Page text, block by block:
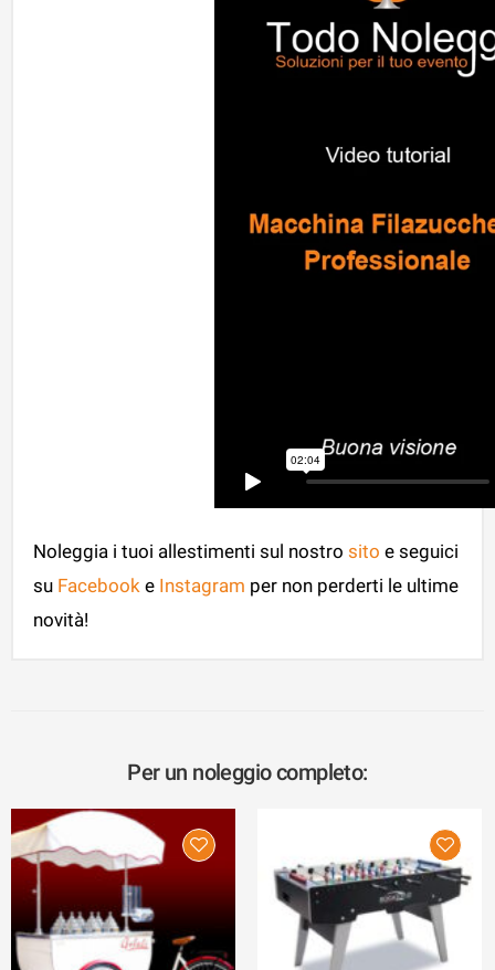
Noleggia i tuoi allestimenti sul nostro sito e seguici
su Facebook e Instagram per non perderti le ultime
novità!
Per un noleggio completo: